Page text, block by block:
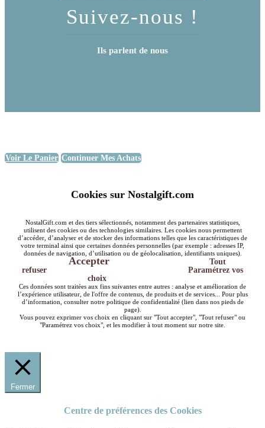
Suivez-nous !
Ils parlent de nous
Voir Le Panier Continuer Mes Achats
Cookies sur Nostalgift.com
NostalGift.com et des tiers sélectionnés, notamment des partenaires statistiques,
utilisent des cookies ou des technologies similaires. Les cookies nous permettent
d’accéder, d’analyser et de stocker des informations telles que les caractéristiques de
votre terminal ainsi que certaines données personnelles (par exemple : adresses IP,
données de navigation, d’utilisation ou de géolocalisation, identifiants uniques).
Accepter
Tout
refuser
Paramétrez vos
choix
Ces données sont traitées aux fins suivantes entre autres : analyse et amélioration de
l’expérience utilisateur, de l'offre de contenus, de produits et de services... Pour plus
d’information, consulter notre politique de confidentialité (lien dans nos pieds de
page).
Vous pouvez exprimer vos choix en cliquant sur "Tout accepter", "Tout refuser" ou
"Paramétrez vos choix", et les modifier à tout moment sur notre site.
Fermer
Centre de préférences des Cookies